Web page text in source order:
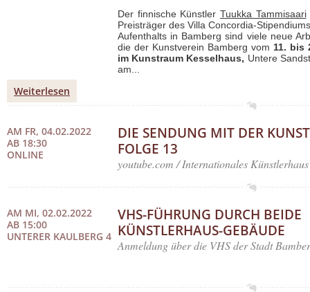
Der finnische Künstler Tuukka Tammisaari
Preisträger des Villa Concordia-
Aufenthalts in Bamberg sind viele neue
die der Kunstverein Bamberg vom 11. bis
im Kunstraum Kesselhaus, Untere
am...
Weiterlesen
AM FR, 04.02.2022
AB 18:30
ONLINE
DIE SENDUNG MIT DER
FOLGE 13
youtube.com / Internationales
AM MI, 02.02.2022
AB 15:00
UNTERER KAULBERG 4
VHS-FÜHRUNG DURCH BEIDE
KÜNSTLERHAUS-GEBÄUDE
Anmeldung über die VHS der Stadt